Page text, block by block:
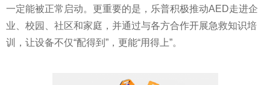
一定能被正常启动。更重要的是，乐普积极推动AED走进企
业、校园、社区和家庭，并通过与各方合作开展急救知识培
训，让设备不仅“配得到”，更能“用得上”。